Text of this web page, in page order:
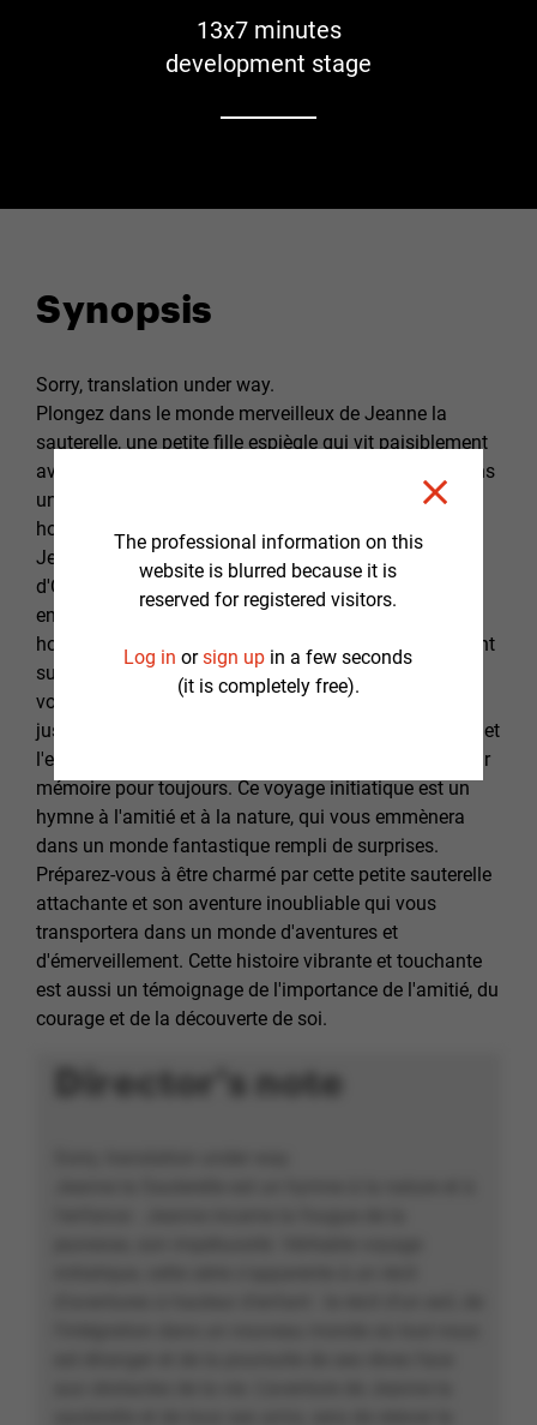
13x7 minutes
development stage
Synopsis
Sorry, translation under way.
Plongez dans le monde merveilleux de Jeanne la
sauterelle, une petite fille espiègle qui vit paisiblement
avec sa famille et sa communauté de sauterelles dans
une belle forêt tropicale. Mais lorsque l'action des
hommes menace sa famille et son environnement,
Jeanne doit fuir son village et partir à la découverte
d'Obion, la plus grande forêt vierge du monde, un
endroit inconnu et mystérieux où l'existence des
hommes est ignorée. Malgré les défis qui les attendent
sur la route, Jeanne et ses compagnons de voyage
vont vivre une aventure extraordinaire qui les mènera
jusqu’aux merveilles cachées d'Obion. La découverte et
l'exploration de la forêt vierge restera gravée dans leur
mémoire pour toujours. Ce voyage initiatique est un
hymne à l'amitié et à la nature, qui vous emmènera
dans un monde fantastique rempli de surprises.
Préparez-vous à être charmé par cette petite sauterelle
attachante et son aventure inoubliable qui vous
transportera dans un monde d'aventures et
d'émerveillement. Cette histoire vibrante et touchante
est aussi un témoignage de l'importance de l'amitié, du
courage et de la découverte de soi.
Director's note
The professional information on this
website is blurred because it is
reserved for registered visitors.
Log in orsign up in a few seconds
(it is completely free).